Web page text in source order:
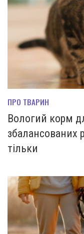
ПРО ТВАРИН
Вологий корм
збалансованих
тільки